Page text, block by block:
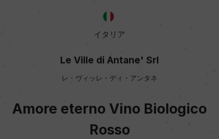
イタリア
Le Ville di Antane' Srl
レ・ヴィッレ・ディ・アンタネ
Amore eterno Vino Biologico
Rosso